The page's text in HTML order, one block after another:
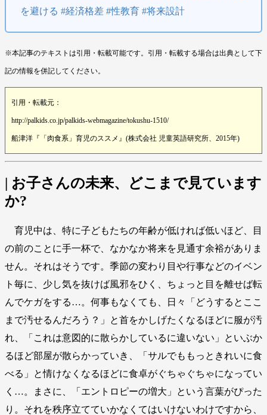
を避ける #経済格差 #性教育 #将来設計
※本記事のテキストは引用・転載可能です。引用・転載する場合は出典として下
記の情報を併記してください。
引用・転載元：
http://palkids.co.jp/palkids-webmagazine/tokushu-1510/ ‎
船津洋『「肉食系」育児のススメ』(株式会社 児童英語研究所、2015年)
| お子さんの未来、どこまで見ています
か?
育児中は、特に子どもたちの年齢が低ければ低いほど、目
の前のことに手一杯で、なかなか将来を見通す余裕がありま
せん。それはそうです。季節の変わり目や行事などのイベン
ト毎に、少し気を抜けば風邪をひく、ちょっと目を離せば転
んでケガをする…。何事もなくても、日々「どうするとここ
まで汚せるんだろう？」と首をかしげたくなるほどに服が汚
れ、「これは意図的に散らかしているに違いない」といぶか
るほど部屋が散らかっていき、「サルでももっときれいに食
べる」と情けなくなるほどに食卓がぐちゃぐちゃになってい
く…。まさに、「エントロピーの増大」という言葉がぴった
り。それを秩序立てていかなくてはいけないわけですから、